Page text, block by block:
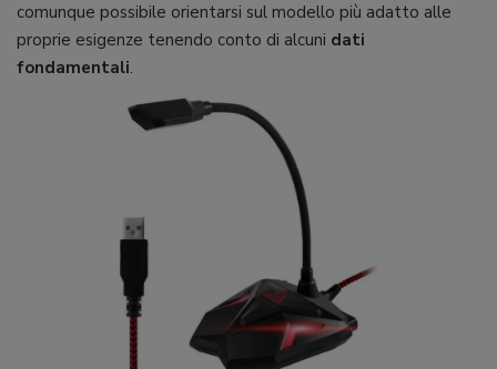
comunque possibile orientarsi sul modello più adatto alle
proprie esigenze tenendo conto di alcuni dati
fondamentali.